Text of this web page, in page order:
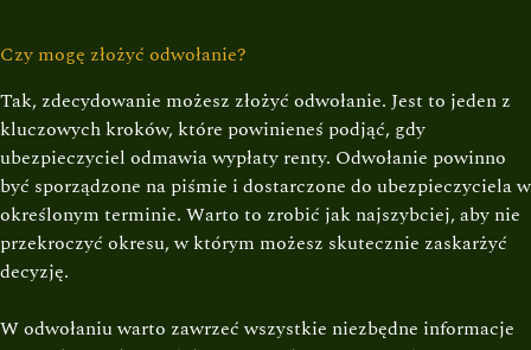
Czy mogę złożyć odwołanie?
Tak, zdecydowanie możesz złożyć odwołanie. Jest to jeden z
kluczowych kroków, które powinieneś podjąć, gdy
ubezpieczyciel odmawia wypłaty renty. Odwołanie powinno
być sporządzone na piśmie i dostarczone do ubezpieczyciela w
określonym terminie. Warto to zrobić jak najszybciej, aby nie
przekroczyć okresu, w którym możesz skutecznie zaskarżyć
decyzję.
W odwołaniu warto zawrzeć wszystkie niezbędne informacje